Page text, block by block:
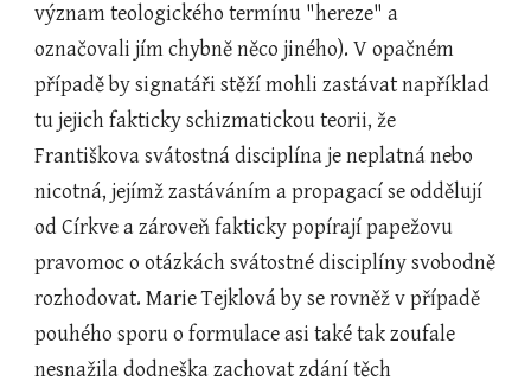
význam teologického termínu "hereze" a
označovali jím chybně něco jiného). V opačném
případě by signatáři stěží mohli zastávat například
tu jejich fakticky schizmatickou teorii, že
Františkova svátostná disciplína je neplatná nebo
nicotná, jejímž zastáváním a propagací se oddělují
od Církve a zároveň fakticky popírají papežovu
pravomoc o otázkách svátostné disciplíny svobodně
rozhodovat. Marie Tejklová by se rovněž v případě
pouhého sporu o formulace asi také tak zoufale
nesnažila dodneška zachovat zdání těch